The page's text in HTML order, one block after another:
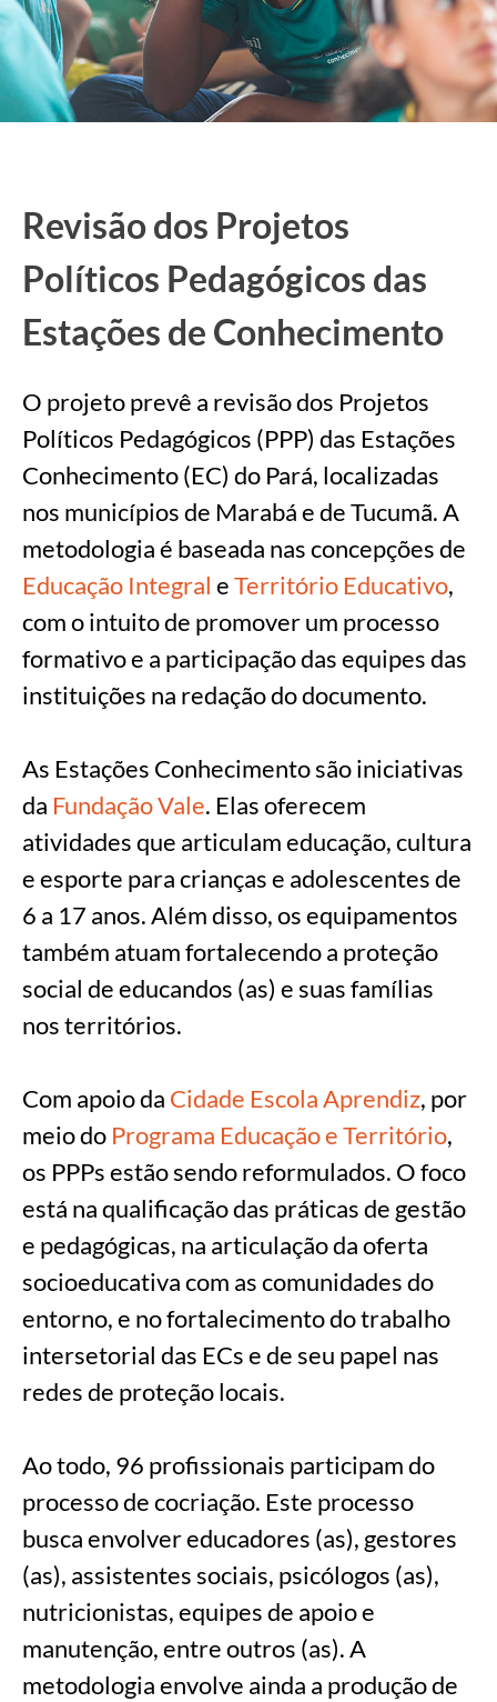
Revisão dos Projetos
Políticos Pedagógicos das
Estações de Conhecimento
O projeto prevê a revisão dos Projetos
Políticos Pedagógicos (PPP) das Estações
Conhecimento (EC) do Pará, localizadas
nos municípios de Marabá e de Tucumã. A
metodologia é baseada nas concepções de
Educação Integral eTerritório Educativo,
com o intuito de promover um processo
formativo e a participação das equipes das
instituições na redação do documento.
As Estações Conhecimento são iniciativas
da Fundação Vale. Elas oferecem
atividades que articulam educação, cultura
e esporte para crianças e adolescentes de
6 a 17 anos. Além disso, os equipamentos
também atuam fortalecendo a proteção
social de educandos (as) e suas famílias
nos territórios.
Com apoio da Cidade Escola Aprendiz, por
meio do Programa Educação e Território,
os PPPs estão sendo reformulados. O foco
está na qualificação das práticas de gestão
e pedagógicas, na articulação da oferta
socioeducativa com as comunidades do
entorno, e no fortalecimento do trabalho
intersetorial das ECs e de seu papel nas
redes de proteção locais.
Ao todo, 96 profissionais participam do
processo de cocriação. Este processo
busca envolver educadores (as), gestores
(as), assistentes sociais, psicólogos (as),
nutricionistas, equipes de apoio e
manutenção, entre outros (as). A
metodologia envolve ainda a produção de